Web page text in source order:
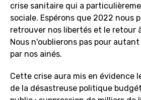
crise sanitaire qui a
sociale. Espérons que 2022 nous
retrouver nos libertés et le retour
Nous n'oublierons pas pour
par nos ainés.
Cette crise aura mis en évidence
de la désastreuse politique